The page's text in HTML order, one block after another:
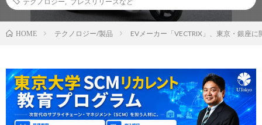
HOME テクノロジー/製品 EVメーカー「VECTRIX」、東京・銀座